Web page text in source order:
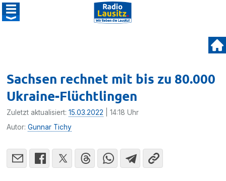
Sachsen rechnet mit bis zu 80.000
Ukraine-Flüchtlingen
Zuletzt aktualisiert:15.03.2022 | 14:18 Uhr
Autor:Gunnar Tichy